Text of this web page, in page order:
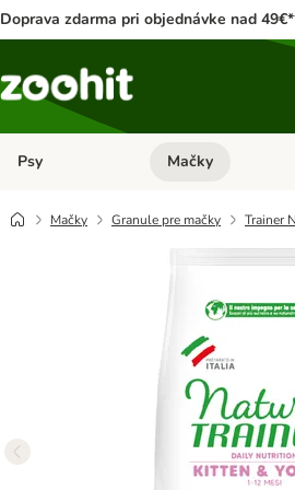
Doprava zdarma pri objednávke nad
Psy Otvoriť menu: Psy
Mačky
Mačky Granule pre mačky Trainer